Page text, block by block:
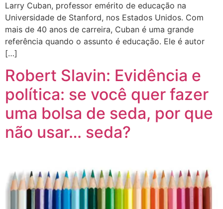
Larry Cuban, professor emérito de educação na
Universidade de Stanford, nos Estados Unidos. Com
mais de 40 anos de carreira, Cuban é uma grande
referência quando o assunto é educação. Ele é autor
[…]
Robert Slavin: Evidência e
política: se você quer fazer
uma bolsa de seda, por que
não usar… seda?